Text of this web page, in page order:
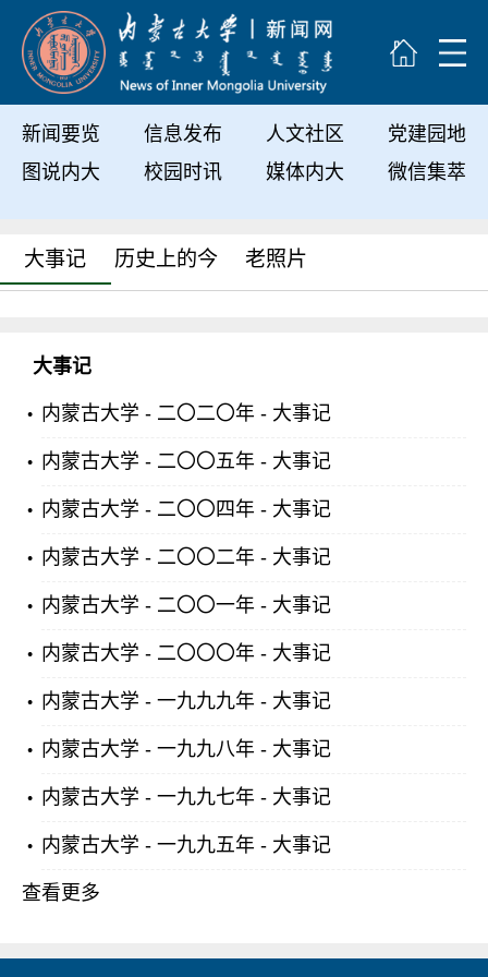
新闻要览 信息发布 人文社区
党建园地
图说内大
校园时讯 媒体内大 微信集萃
大事记 历史上的今 老照片
大事记
内蒙古大学 - 二〇二〇年 - 大事记
内蒙古大学 - 二〇〇五年 - 大事记
内蒙古大学 - 二〇〇四年 - 大事记
内蒙古大学 - 二〇〇二年 - 大事记
内蒙古大学 - 二〇〇一年 - 大事记
内蒙古大学 - 二〇〇〇年 - 大事记
内蒙古大学 - 一九九九年 - 大事记
内蒙古大学 - 一九九八年 - 大事记
内蒙古大学 - 一九九七年 - 大事记
内蒙古大学 - 一九九五年 - 大事记
查看更多